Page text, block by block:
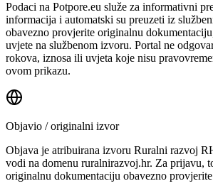
Podaci na Potpore.eu služe za informativni
informacija i automatski su preuzeti iz
obavezno provjerite originalnu
uvjete na službenom izvoru. Portal ne
rokova, iznosa ili uvjeta koje nisu
ovom prikazu.
Objavio / originalni izvor
Objava je atribuirana izvoru Ruralni razvoj
vodi na domenu ruralnirazvoj.hr. Za prijavu,
originalnu dokumentaciju obavezno